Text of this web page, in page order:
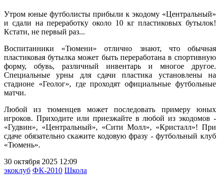
Утром юные футболисты прибыли к экодому «Центральный»
и сдали на переработку около 10 кг пластиковых бутылок!
Кстати, не первый раз...
Воспитанники «Тюмени» отлично знают, что обычная
пластиковая бутылка может быть переработана в спортивную
форму, обувь, различный инвентарь и многое другое.
Специальные урны для сдачи пластика установлены на
стадионе «Геолог», где проходят официальные футбольные
матчи.
Любой из тюменцев может последовать примеру юных
игроков. Приходите или приезжайте в любой из экодомов -
«Гудвин», «Центральный», «Сити Молл», «Кристалл»! При
сдаче обязательно скажите кодовую фразу - футбольный клуб
«Тюмень».
30 октября 2025 12:09
экоклуб ФК-2010 Школа